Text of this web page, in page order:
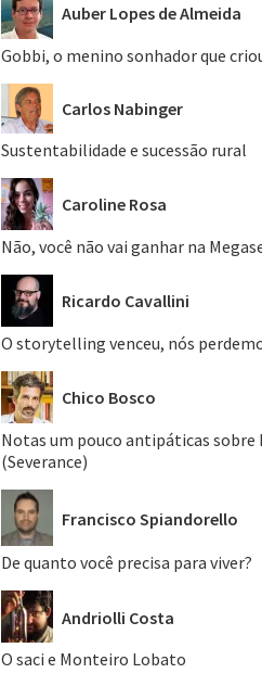
Auber Lopes de Almeida
Gobbi, o menino sonhador que
Carlos Nabinger
Sustentabilidade e sucessão rural
Caroline Rosa
Não, você não vai ganhar na
Ricardo Cavallini
O storytelling venceu, nós
Chico Bosco
Notas um pouco antipáticas sobre
(Severance)
Francisco Spiandorello
De quanto você precisa para viver?
Andriolli Costa
O saci e Monteiro Lobato